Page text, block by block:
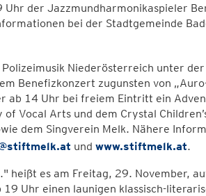
Uhr der Jazzmundharmonikaspieler
bei der Stadtgemeinde
Niederösterreich unter
Benefizkonzert zugunsten von
ab 14 Uhr bei freiem Eintritt ein
Vocal Arts und dem Crystal
dem Singverein Melk. Nähere
und www.stiftmelk.at.
heißt es am Freitag, 29. November,
19 Uhr einen launigen klassisch-